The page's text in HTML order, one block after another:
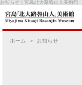
お知らせ｜宮島北大路魯山人美術館
ホーム お知らせ